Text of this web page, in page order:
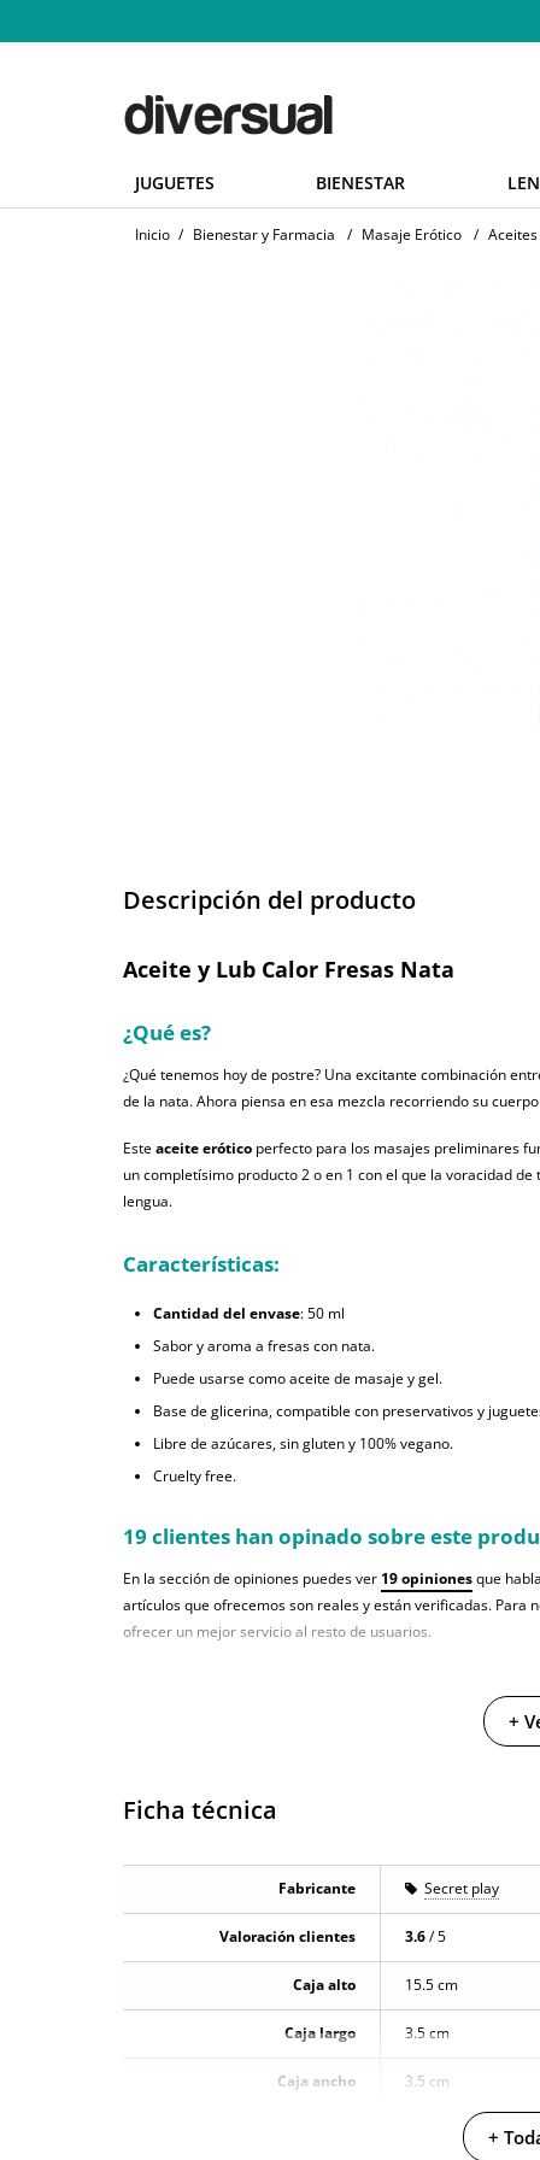
JUGUETES BIENESTAR
Inicio / Bienestar y Farmacia / Masaje Erótico /
Descripción del producto
Aceite y Lub Calor Fresas Nata
¿Qué es?
¿Qué tenemos hoy de postre? Una excitante combinación
de la nata. Ahora piensa en esa mezcla recorriendo su
Esteaceite erótico perfecto para los masajes preliminares
un completísimo producto 2 o en 1 con el que la voracidad
lengua.
Características:
Cantidad del envase: 50 ml
Sabor y aroma a fresas con nata.
Puede usarse como aceite de masaje y gel.
Base de glicerina, compatible con preservativos y
Libre de azúcares, sin gluten y 100% vegano.
Cruelty free.
19 clientes han opinado sobre este
En la sección de opiniones puedes ver 19 opinionesque
artículos que ofrecemos son reales y están verificadas. Para
ofrecer un mejor servicio al resto de usuarios.
+
Ficha técnica
Fabricante Secret play
Valoración clientes 3.6/ 5
Caja alto 15.5 cm
Caja largo 3.5 cm
Caja ancho 3.5 cm
+